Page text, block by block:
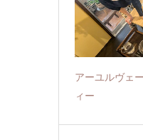
アーユルヴェ
ィー